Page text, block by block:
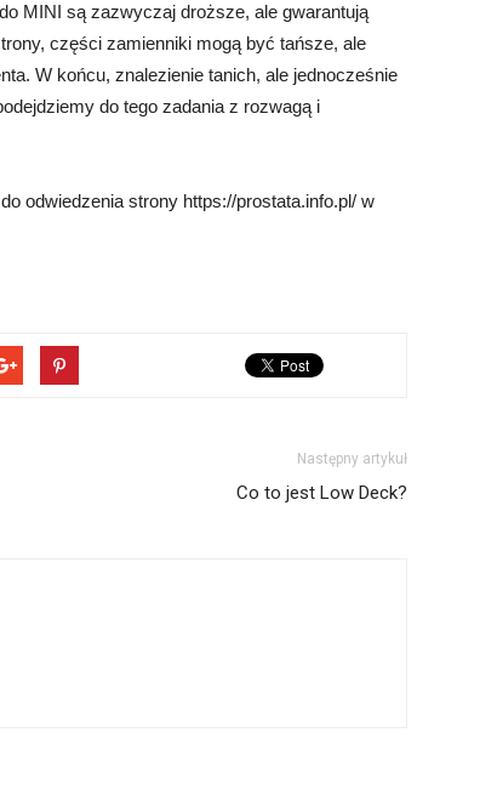
MINI są zazwyczaj droższe, ale gwarantują
części zamienniki mogą być tańsze, ale
W końcu, znalezienie tanich, ale jednocześnie
do tego zadania z rozwagą i
odwiedzenia strony https://prostata.info.pl/ w
Następny artykuł
Co to jest Low Deck?